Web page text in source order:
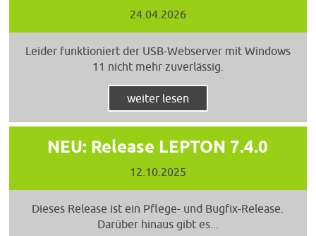
24.04.2026
Leider funktioniert der USB-Webserver mit Windows
11 nicht mehr zuverlässig.
weiter lesen
NEU: Release LEPTON 7.4.0
12.10.2025
Dieses Release ist ein Pflege- und Bugfix-Release.
Darüber hinaus gibt es...